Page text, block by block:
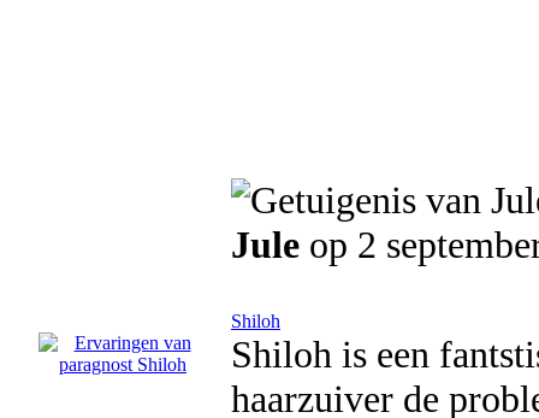
Jule op 2
Shiloh
Shiloh is een
haarzuiver de